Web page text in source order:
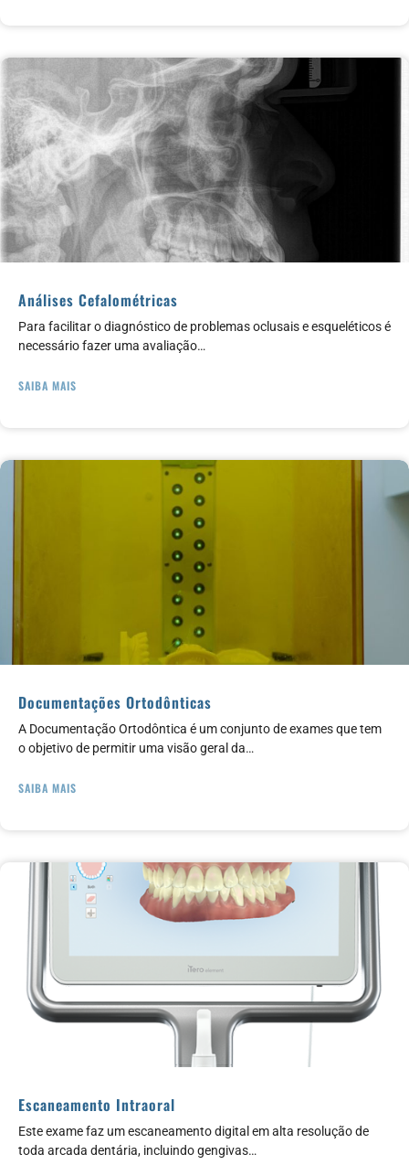
Análises Cefalométricas
Para facilitar o diagnóstico de problemas oclusais e esqueléticos é
necessário fazer uma avaliação…
SAIBA MAIS
Documentações Ortodônticas
A Documentação Ortodôntica é um conjunto de exames que tem
o objetivo de permitir uma visão geral da…
SAIBA MAIS
Escaneamento Intraoral
Este exame faz um escaneamento digital em alta resolução de
toda arcada dentária, incluindo gengivas…